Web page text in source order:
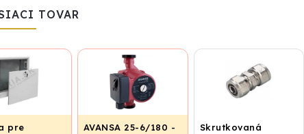
TOVAR
pre
AVANSA 25-6/180 -
Skrutkovaná